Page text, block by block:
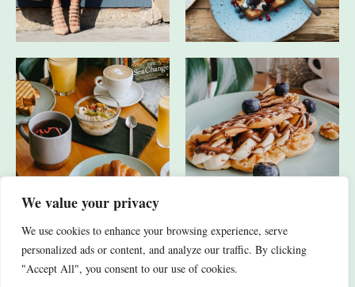
We value your privacy
We use cookies to enhance your browsing experience, serve
personalized ads or content, and analyze our traffic. By clicking
"Accept All", you consent to our use of cookies.
JA, ICH HABE AUCH ANDERE SOCIAL-MEDIA-KANÄLE.